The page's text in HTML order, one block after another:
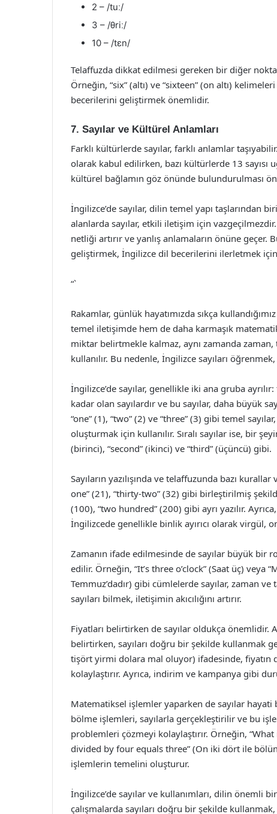
2 – /tuː/
3 – /θriː/
10 – /tɛn/
Telaffuzda dikkat edilmesi gereken bir diğer nokta,
Örneğin, “six” (altı) ve “sixteen” (on altı)
becerilerini geliştirmek önemlidir.
7. Sayılar ve Kültürel Anlamları
Farklı kültürlerde sayılar, farklı anlamlar
olarak kabul edilirken, bazı kültürlerde 13 sayısı
kültürel bağlamın göz önünde bulundurulması
İngilizce’de sayılar, dilin temel yapı taşlarından
alanlarda sayılar, etkili iletişim için
netliği artırır ve yanlış anlamaların önüne geçer.
geliştirmek, İngilizce dil becerilerini ilerletmek
“`
Rakamlar, günlük hayatımızda sıkça
temel iletişimde hem de daha karmaşık
miktar belirtmekle kalmaz, aynı zamanda
kullanılır. Bu nedenle, İngilizce sayıları
İngilizce’de sayılar, genellikle iki ana gruba ayrılır:
kadar olan sayılardır ve bu sayılar, daha büyük
“one” (1), “two” (2) ve “three” (3) gibi temel
oluşturmak için kullanılır. Sıralı sayılar ise, bir
(birinci), “second” (ikinci) ve “third” (üçüncü) gibi.
Sayıların yazılışında ve telaffuzunda bazı
one” (21), “thirty-two” (32) gibi birleştirilmiş
(100), “two hundred” (200) gibi ayrı yazılır.
İngilizcede genellikle binlik ayırıcı olarak virgül,
Zamanın ifade edilmesinde de sayılar büyük bir
edilir. Örneğin, “It’s three o’clock” (Saat üç)
Temmuz’dadır) gibi cümlelerde sayılar, zaman
sayıları bilmek, iletişimin akıcılığını artırır.
Fiyatları belirtirken de sayılar oldukça
belirtirken, sayıları doğru bir şekilde kullanmak
tişört yirmi dolara mal oluyor) ifadesinde, fiyatın
kolaylaştırır. Ayrıca, indirim ve kampanya gibi
Matematiksel işlemler yaparken de sayılar
bölme işlemleri, sayılarla gerçekleştirilir ve bu
problemleri çözmeyi kolaylaştırır. Örneğin,
divided by four equals three” (On iki dört ile
işlemlerin temelini oluşturur.
İngilizce’de sayılar ve kullanımları, dilin önemli
çalışmalarda sayıları doğru bir şekilde